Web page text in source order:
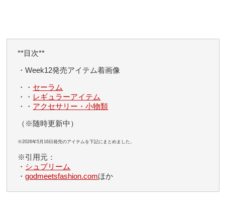
**目次**
・Week12発売アイテム着画像
・・ セーラム
・・ レギュラーアイテム
・・ アクセサリー・小物類
（※随時更新中）
※2026年5月16日発売のアイテムを下記にまとめました。
※引用元：
・ シュプリーム
・godmeetsfashion.comほか